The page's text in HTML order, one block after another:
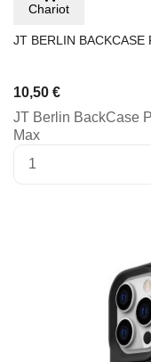
Chariot
JT BERLIN BACKCASE
10,50 €
JT Berlin BackCase
Max